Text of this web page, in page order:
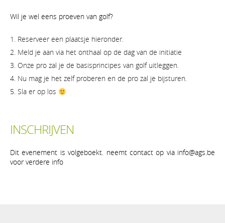
Wil je wel eens proeven van golf?
Reserveer een plaatsje hieronder.
Meld je aan via het onthaal op de dag van de initiatie
Onze pro zal je de basisprincipes van golf uitleggen.
Nu mag je het zelf proberen en de pro zal je bijsturen.
Sla er op los
INSCHRIJVEN
Dit evenement is volgeboekt. neemt contact op via info@ags.be
voor verdere info